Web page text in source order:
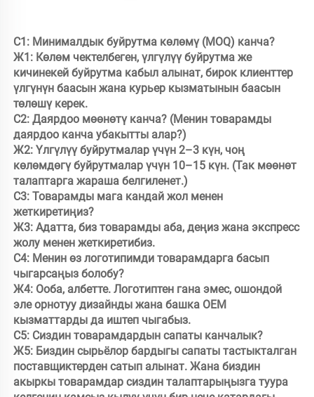
С1: Минималдык буйрутма көлөмү (MOQ) канча?
Ж1: Көлөм чектелбеген, үлгүлүү буйрутма же
кичинекей буйрутма кабыл алынат, бирок клиенттер
үлгүнүн баасын жана курьер кызматынын баасын
төлөшү керек.
С2: Даярдоо мөөнөтү канча? (Менин товарамды
даярдоо канча убакытты алар?)
Ж2: Үлгүлүү буйрутмалар үчүн 2–3 күн, чоң
көлөмдөгү буйрутмалар үчүн 10–15 күн. (Так мөөнөт
талаптарга жараша белгиленет.)
С3: Товарамды мага кандай жол менен
жеткиретиңиз?
Ж3: Адатта, биз товарамды аба, деңиз жана экспресс
жолу менен жеткиретибиз.
С4: Менин өз логотипимди товарамдарга басып
чыгарсаңыз болобу?
Ж4: Ооба, албетте. Логотиптен гана эмес, ошондой
эле орнотуу дизайнды жана башка OEM
кызматтарды да иштеп чыгабыз.
С5: Сиздин товарамдардын сапаты канчалык?
Ж5: Биздин сырьёлор бардыгы сапаты тастыкталган
поставщиктерден сатып алынат. Жана биздин
акыркы товарамдар сиздин талаптарыңызга туура